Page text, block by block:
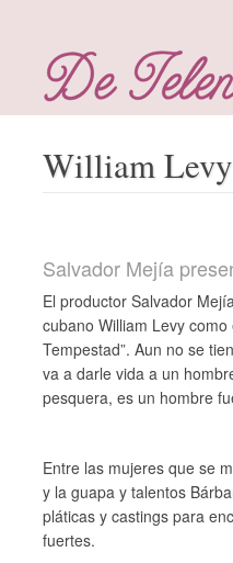
William Levy
Salvador Mejía
El productor Salvador
cubano William Levy
Tempestad”. Aun no se
va a darle vida a un
pesquera, es un hombre
Entre las mujeres que se
y la guapa y talentos
pláticas y castings para
fuertes.